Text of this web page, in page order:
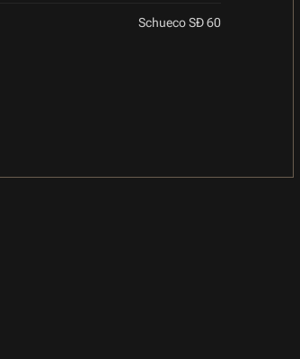
Schueco SÐ 60